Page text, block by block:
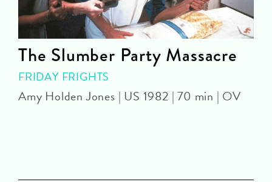
The Slumber Party Massacre
FRIDAY FRIGHTS
Amy Holden Jones | US 1982 | 70 min | OV